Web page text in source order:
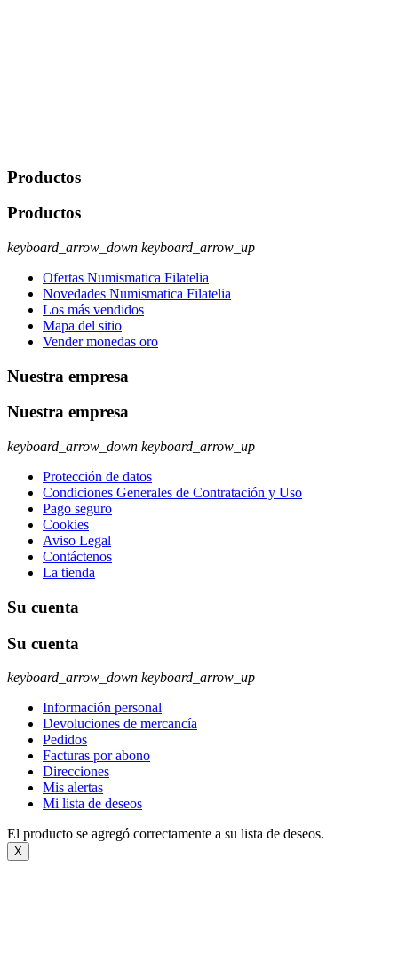
Productos
Productos
keyboard_arrow_down keyboard_arrow_up
Ofertas Numismatica Filatelia
Novedades Numismatica Filatelia
Los más vendidos
Mapa del sitio
Vender monedas oro
Nuestra empresa
Nuestra empresa
keyboard_arrow_down keyboard_arrow_up
Protección de datos
Condiciones Generales de Contratación y Uso
Pago seguro
Cookies
Aviso Legal
Contáctenos
La tienda
Su cuenta
Su cuenta
keyboard_arrow_down keyboard_arrow_up
Información personal
Devoluciones de mercancía
Pedidos
Facturas por abono
Direcciones
Mis alertas
Mi lista de deseos
El producto se agregó correctamente a su lista de deseos.
X